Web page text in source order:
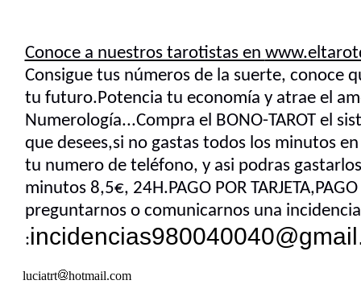
Conoce a nuestros tarotistas en
Consigue tus números de la suerte, conoce
tu futuro.Potencia tu economía y atrae el
Numerología...Compra el BONO-TAROT el
que desees,si no gastas todos los minutos
tu numero de teléfono, y asi podras
minutos 8,5€, 24H.PAGO POR
preguntarnos o comunicarnos una
:
luciatrt hotmail.com